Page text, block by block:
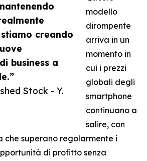
stiamo creando
business a
Stock - Y.
modello
dirompente
arriva in un
momento in
cui i prezzi
globali degli
smartphone
continuano a
salire, con
che superano regolarmente i
di profitto senza